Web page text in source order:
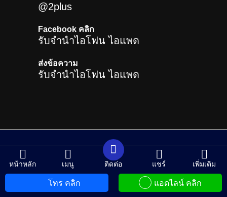
@2plus
Facebook คลิก
รับจำนำไอโฟน ไอแพด
ส่งข้อความ
รับจำนำไอโฟน ไอแพด
CHANGE LANGUAGE
หน้าหลัก เมนู ติดต่อ แชร์ เพิ่มเติม
โทร คลิก แอดไลน์ คลิก